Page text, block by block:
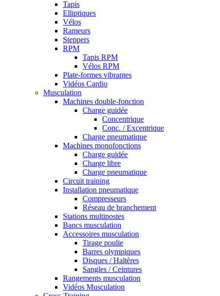
Tapis
Elliptiques
Vélos
Rameurs
Steppers
RPM
Tapis RPM
Vélos RPM
Plate-formes vibrantes
Vidéos Cardio
Musculation
Machines double-fonction
Charge guidée
Concentrique
Conc. / Excentrique
Charge pneumatique
Machines monofonctions
Charge guidée
Charge libre
Charge pneumatique
Circuit training
Installation pneumatique
Compresseurs
Réseau de branchement
Stations multipostes
Bancs musculation
Accessoires musculation
Tirage poulie
Barres olympiques
Disques / Haltères
Sangles / Ceintures
Rangements musculation
Vidéos Musculation